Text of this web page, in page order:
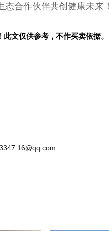
合作伙伴共创健康未来！
文仅供参考，不作买卖依据。
16@qq.com